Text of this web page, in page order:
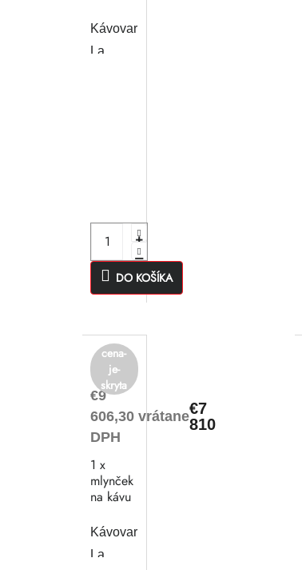
Kávovar
La
DO KOŠÍKA
€9
606,30 vrátane
DPH
€7
810
1 x
mlynček
na kávu
Kávovar
La
cena-
je-
skryta